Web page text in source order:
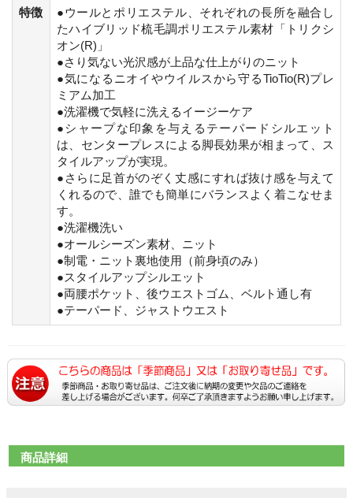
特徴
●ウールとポリエステル、それぞれの長所を融合し
たハイブリッド梳毛調ポリエステル素材「トリクシ
オン(R)」
●さり気ない光沢感が上品な仕上がりのニット
●気になるニオイやウイルスから守るTioTio(R)プレ
ミアム加工
●洗濯機で気軽に洗えるイージーケア
●シャープな印象を与えるテーパードシルエット
は、センタープレスによる脚長効果が相まって、ス
タイルアップが実現。
●さらに足首がのぞく丈感にすれば抜け感を与えて
くれるので、誰でも簡単にバランスよく着こなせま
す。
●洗濯機洗い
●オールシーズン素材、ニット
●制電・ニット裏地使用（前身頃のみ）
●スタイルアップシルエット
●両腰ポケット、後ウエストゴム、ベルト通し有
●テーパード、ジャストウエスト
商品詳細